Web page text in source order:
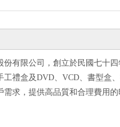
有限公司，創立於民國七十四
禮盒及DVD、VCD、書型盒
求，提供高品質和合理費用的